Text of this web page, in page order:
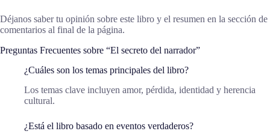
Déjanos saber tu opinión sobre este libro y el resumen en la sección de
comentarios al final de la página.
Preguntas Frecuentes sobre “El secreto del narrador”
¿Cuáles son los temas principales del libro?
Los temas clave incluyen amor, pérdida, identidad y herencia
cultural.
¿Está el libro basado en eventos verdaderos?